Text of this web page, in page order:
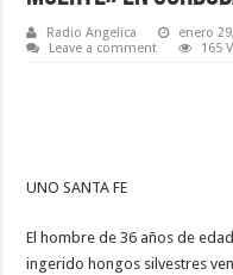
Radio Angelica enero
Leave a comment
165
UNO SANTA FE
El hombre de 36 años de
ingerido hongos silvestres